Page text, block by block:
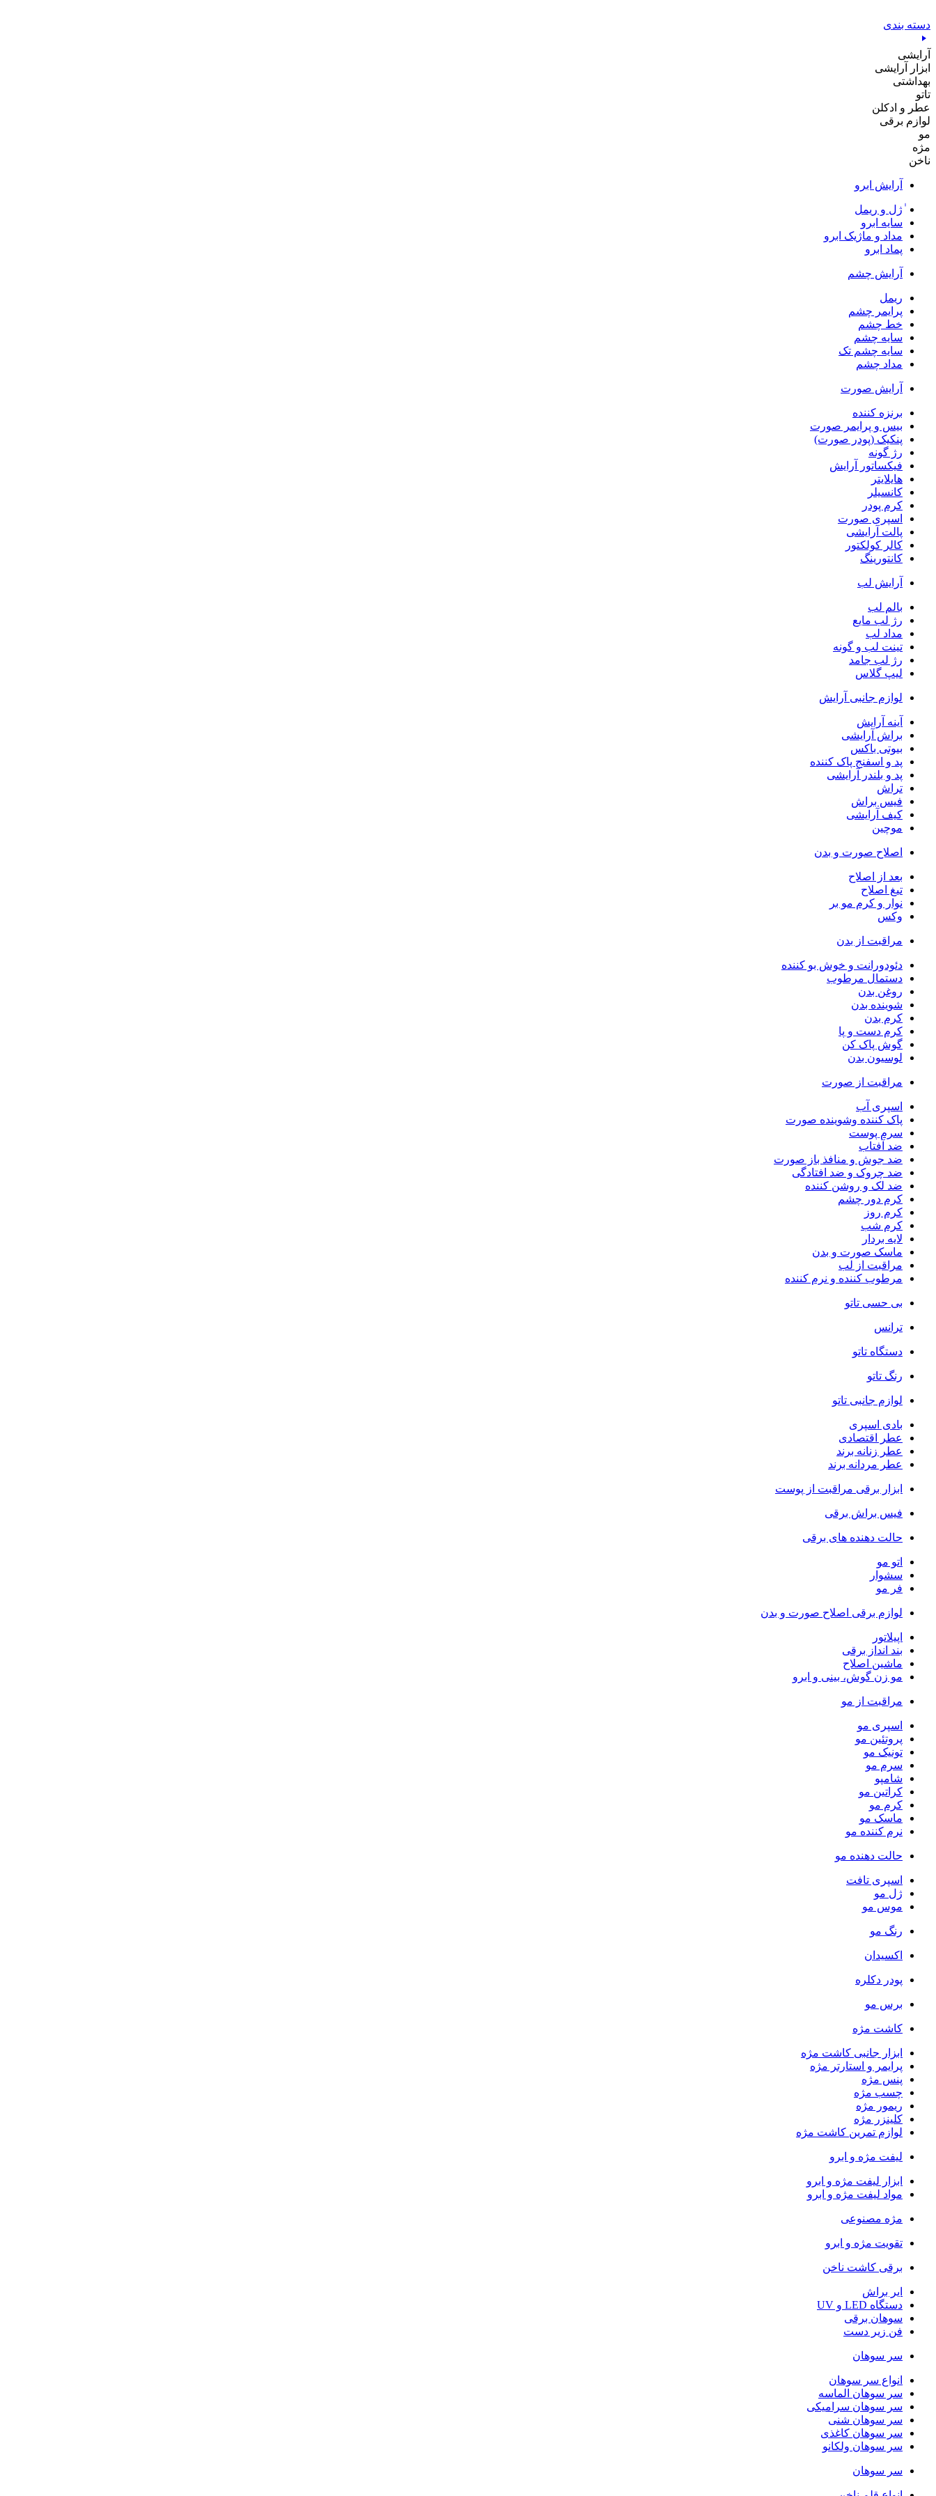
به
محتوا
دسته بندی
آرایشی
ابزار آرایشی
بهداشتی
تاتو
عطر و ادکلن
لوازم برقی
مو
مژه
ناخن
آرایش ابرو
ٰژل و ریمل
سایه ابرو
مداد و ماژیک ابرو
پماد ابرو
آرایش چشم
ریمل
پرایمر چشم
خط چشم
سایه چشم
سایه چشم تک
مداد چشم
آرایش صورت
برنزه کننده
بیس و پرایمر صورت
پنکیک (پودر صورت)
رژ گونه
فیکساتور آرایش
هایلایتر
کانسیلر
کرم پودر
اسپری صورت
پالت آرایشی
کالر کولکتور
کانتورینگ
آرایش لب
بالم لب
رژ لب مایع
مداد لب
تینت لب و گونه
رژ لب جامد
لیپ گلاس
لوازم جانبی آرایش
آینه آرایش
براش آرایشی
بیوتی باکس
پد و اسفنج پاک کننده
پد و بلندر آرایشی
تراش
فیس براش
کیف آرایشی
موچین
اصلاح صورت و بدن
بعد از اصلاح
تیغ اصلاح
نوار و کرم مو بر
وکس
مراقبت از بدن
دئودورانت و خوش بو کننده
دستمال مرطوب
روغن بدن
شوینده بدن
کرم بدن
کرم دست و پا
گوش پاک کن
لوسیون بدن
مراقبت از صورت
اسپری آب
پاک کننده وشوینده صورت
سرم پوست
ضد آفتاب
ضد جوش و منافذ باز صورت
ضد چروک و ضد افتادگی
ضد لک و روشن کننده
کرم دور چشم
کرم روز
کرم شب
لایه بردار
ماسک صورت و بدن
مراقبت از لب
مرطوب کننده و نرم کننده
بی حسی تاتو
ترانس
دستگاه تاتو
رنگ تاتو
لوازم جانبی تاتو
بادی اسپری
عطر اقتصادی
عطر زنانه برند
عطر مردانه برند
ابزار برقی مراقبت از پوست
فیس براش برقی
حالت دهنده های برقی
اتو مو
سشوار
فر مو
لوازم برقی اصلاح صورت و بدن
اپیلاتور
بند انداز برقی
ماشین اصلاح
مو زن گوش، بینی و ابرو
مراقبت از مو
اسپری مو
پروتئین مو
تونیک مو
سرم مو
شامپو
کراتین مو
کرم مو
ماسک مو
نرم کننده مو
حالت دهنده مو
اسپری تافت
ژل مو
موس مو
رنگ مو
اکسیدان
پودر دکلره
برس مو
کاشت مژه
ابزار جانبی کاشت مژه
پرایمر و استارتر مژه
پنس مژه
چسب مژه
ریمور مژه
کلینزر مژه
لوازم تمرین کاشت مژه
لیفت مژه و ابرو
ابزار لیفت مژه و ابرو
مواد لیفت مژه و ابرو
مژه مصنوعی
تقویت مژه و ابرو
برقی کاشت ناخن
ایر براش
دستگاه LED و UV
سوهان برقی
فن زیر دست
سر سوهان
انواع سر سوهان
سر سوهان الماسه
سر سوهان سرامیکی
سر سوهان شنی
سر سوهان کاغذی
سر سوهان ولکانو
سر سوهان